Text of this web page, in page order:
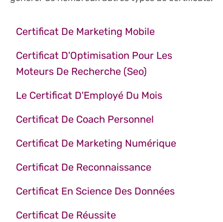
Certificat De Marketing Mobile
Certificat D'Optimisation Pour Les
Moteurs De Recherche (Seo)
Le Certificat D'Employé Du Mois
Certificat De Coach Personnel
Certificat De Marketing Numérique
Certificat De Reconnaissance
Certificat En Science Des Données
Certificat De Réussite